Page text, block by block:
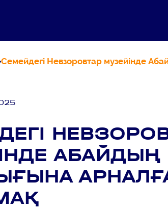
Семейдегі Невзоровтар музейінде
АБАЙДЫҢ